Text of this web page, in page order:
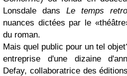
Lonsdale dans Le temps
nuances dictées par le
du roman.
Mais quel public pour un tel
entreprise d'une dizaine
Defay, collaboratrice des